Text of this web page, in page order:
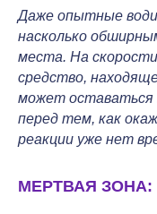
Даже опытные
насколько
места. На
средство,
может оставаться
перед тем, как
реакции уже нет
МЕРТВАЯ